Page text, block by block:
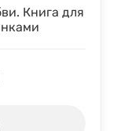
Книга для